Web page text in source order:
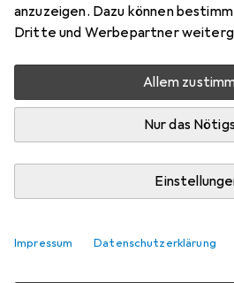
anzuzeigen. Dazu können
Dritte und Werbepartner
Allem
Nur das
Impressum Datenschutzerklärung
Bewertungen
Mi, 12.8. geliefert
Mehr als 10 Stück an Lager
Lieferort angeben für